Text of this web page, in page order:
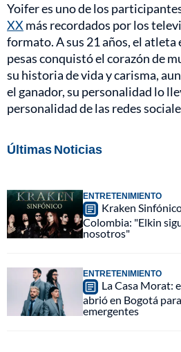
Yoifer es uno de los
XX más recordados por los
formato. A sus 21 años, el
pesas conquistó el corazón de
su historia de vida y carisma,
el ganador, su personalidad lo
personalidad de las redes
Últimas Noticias
ENTRETENIMIENTO
Kraken
Colombia: "Elkin
nosotros"
ENTRETENIMIENTO
La Casa Morat:
abrió en Bogotá
emergentes